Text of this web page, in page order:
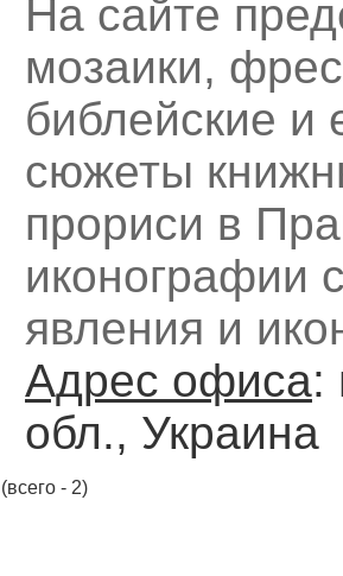
На сайте
мозаики,
библейские и
сюжеты
прориси в
иконографии
явления и
Адрес офиса:
обл., Украина
(всего - 2)